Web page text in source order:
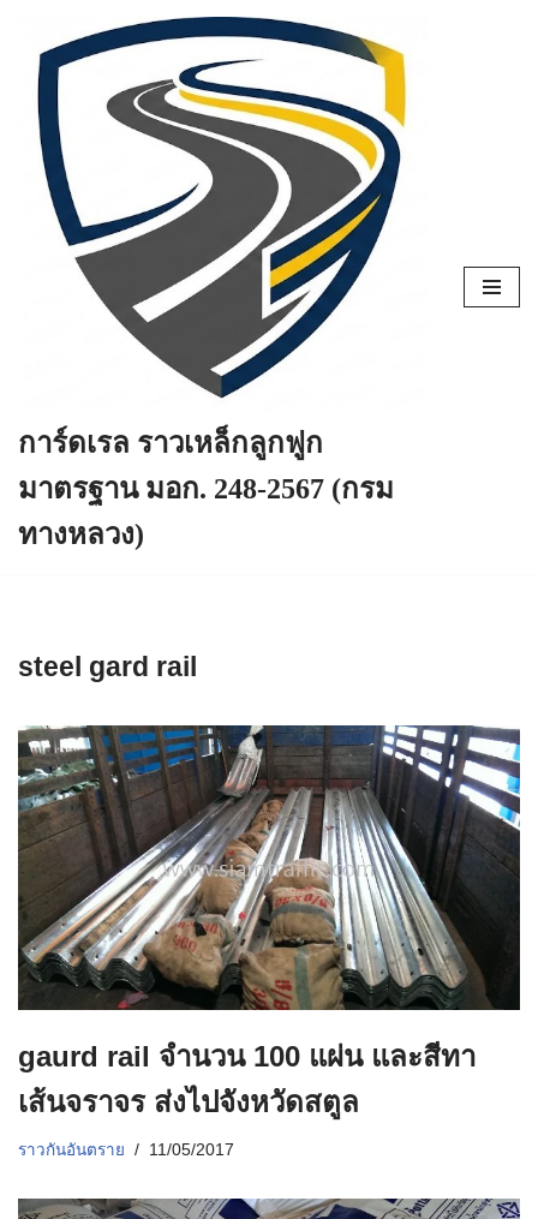
Skip
content
การ์ดเรล ราวเหล็กลูกฟูก
มาตรฐาน มอก. 248-2567 (กรม
ทางหลวง)
steel gard rail
gaurd rail จำนวน 100 แผ่น และสีทา
เส้นจราจร ส่งไปจังหวัดสตูล
ราวกันอันตราย 11/05/2017